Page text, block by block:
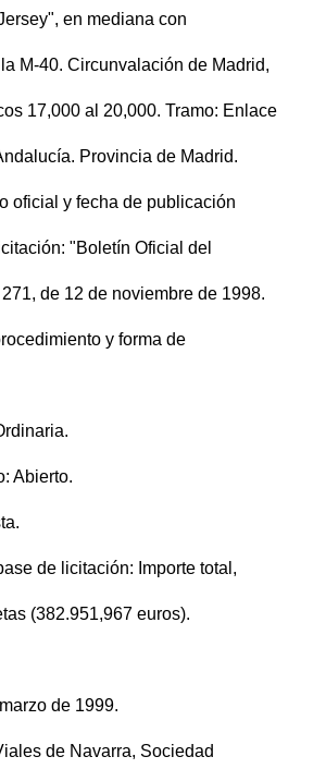
en mediana con
M-40. Circunvalación de Madrid,
17,000 al 20,000. Tramo: Enlace
Provincia de Madrid.
oficial y fecha de publicación
"Boletín Oficial del
de 12 de noviembre de 1998.
y forma de
Abierto.
de licitación: Importe total,
(382.951,967 euros).
de 1999.
de Navarra, Sociedad